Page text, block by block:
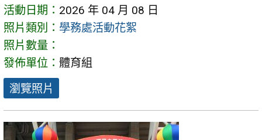
活動日期： 2026 年 04 月 08 日
照片類別： 學務處活動花絮
照片數量：
發佈單位： 體育組
瀏覽照片